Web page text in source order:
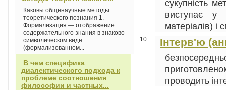
Каковы общенаучные методы
теоретического познания 1.
Формализация — отображение
содержательного знания в знаково-
символическом виде
(формализованном...
В чем специфика
диалектического подхода к
проблеме соотношения
философии и частных...
сукупність
виступає у
матеріалів)
10 Інтерв'ю
проводить